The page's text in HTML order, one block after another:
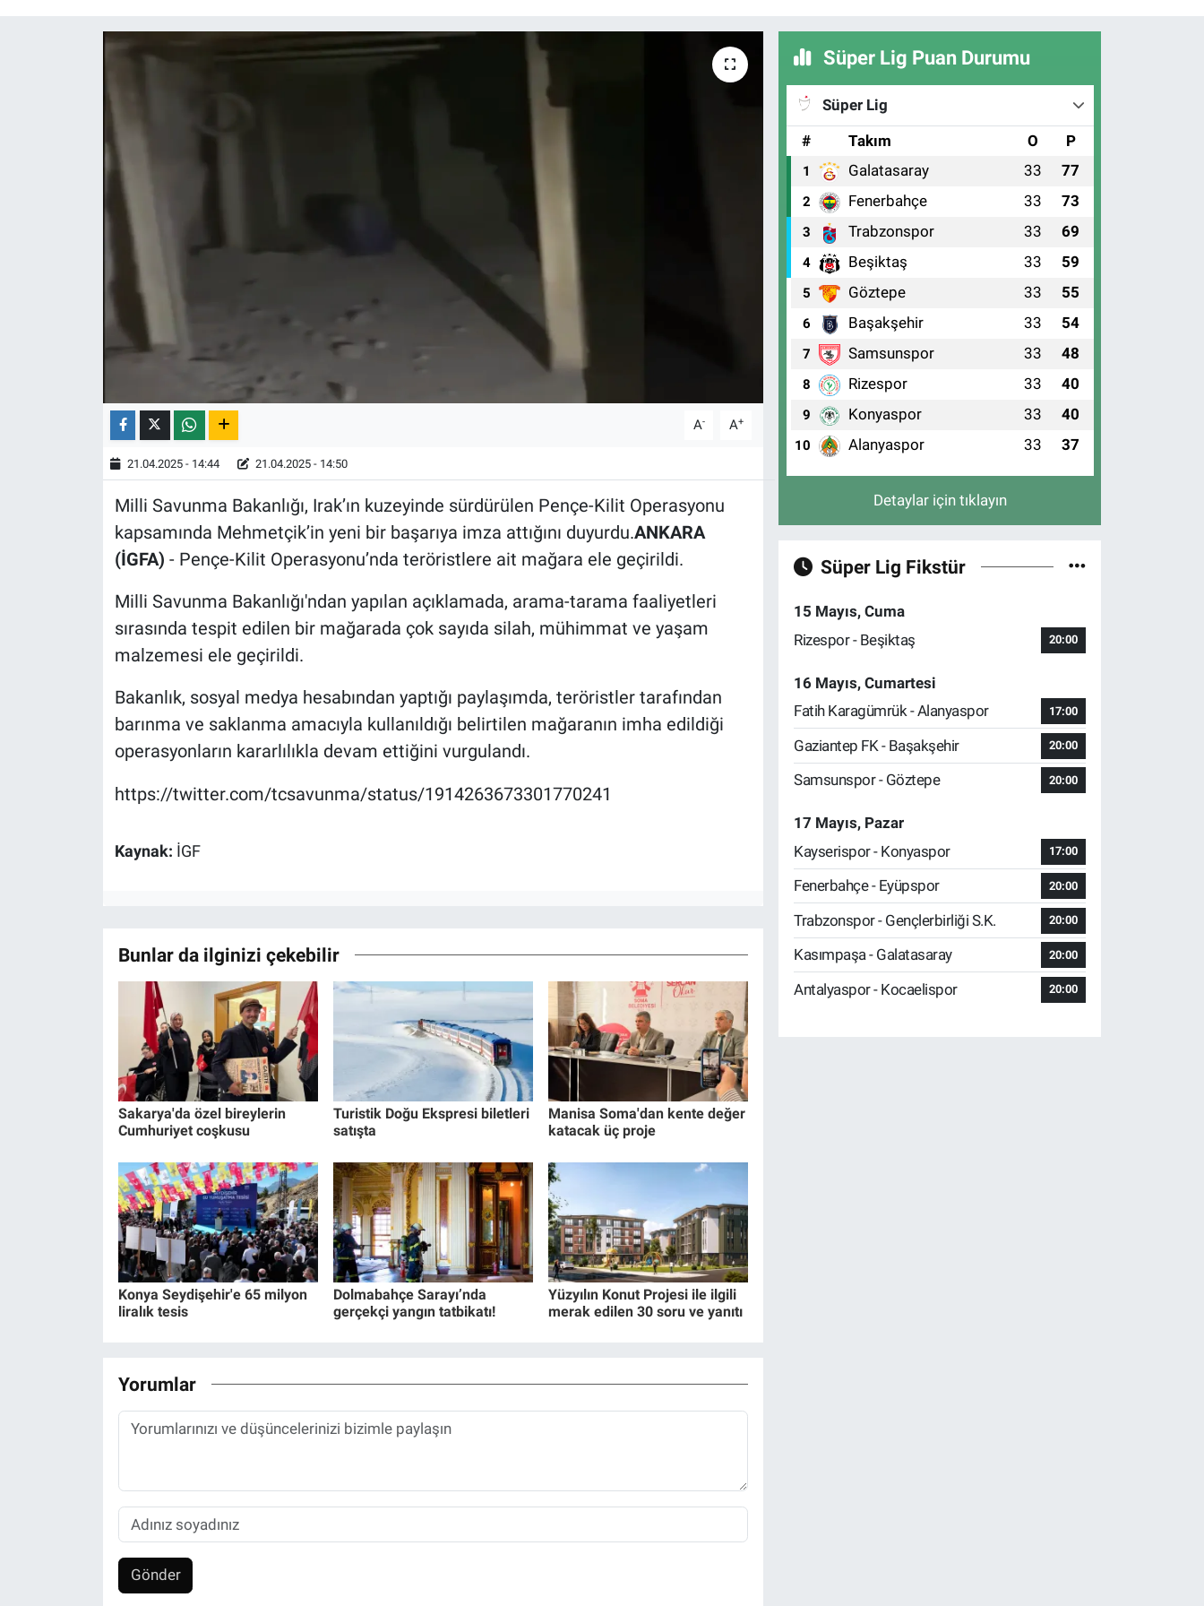
A- A+
21.04.2025 - 14:44 21.04.2025 - 14:50
Milli Savunma Bakanlığı, Irak’ın kuzeyinde sürdürülen Pençe-Kilit Operasyonu
kapsamında Mehmetçik’in yeni bir başarıya imza attığını duyurdu.ANKARA
(İGFA) - Pençe-Kilit Operasyonu’nda teröristlere ait mağara ele geçirildi.
Milli Savunma Bakanlığı'ndan yapılan açıklamada, arama-tarama faaliyetleri
sırasında tespit edilen bir mağarada çok sayıda silah, mühimmat ve yaşam
malzemesi ele geçirildi.
Bakanlık, sosyal medya hesabından yaptığı paylaşımda, teröristler tarafından
barınma ve saklanma amacıyla kullanıldığı belirtilen mağaranın imha edildiği
operasyonların kararlılıkla devam ettiğini vurgulandı.
https://twitter.com/tcsavunma/status/1914263673301770241
Kaynak: İGF
Bunlar da ilginizi çekebilir
Sakarya'da özel bireylerin
Cumhuriyet coşkusu
Turistik Doğu Ekspresi biletleri
satışta
Manisa Soma'dan kente değer
katacak üç proje
Konya Seydişehir'e 65 milyon
liralık tesis
Dolmabahçe Sarayı’nda
gerçekçi yangın tatbikatı!
Yüzyılın Konut Projesi ile ilgili
merak edilen 30 soru ve yanıtı
Yorumlar
Gönder
Süper Lig Puan Durumu
Süper Lig
#
Takım O P
1 Galatasaray 33 77
2 Fenerbahçe 33 73
3 Trabzonspor 33 69
4 Beşiktaş 33 59
5 Göztepe 33 55
6 Başakşehir 33 54
7 Samsunspor 33 48
8 Rizespor 33 40
9 Konyaspor 33 40
10 Alanyaspor 33 37
Detaylar için tıklayın
Süper Lig Fikstür
15 Mayıs, Cuma
Rizespor - Beşiktaş
20:00
16 Mayıs, Cumartesi
Fatih Karagümrük - Alanyaspor
17:00
Gaziantep FK - Başakşehir 20:00
Samsunspor - Göztepe 20:00
17 Mayıs, Pazar
Kayserispor - Konyaspor
17:00
Fenerbahçe - Eyüpspor 20:00
Trabzonspor - Gençlerbirliği S.K. 20:00
Kasımpaşa - Galatasaray 20:00
Antalyaspor - Kocaelispor 20:00
Röportaj